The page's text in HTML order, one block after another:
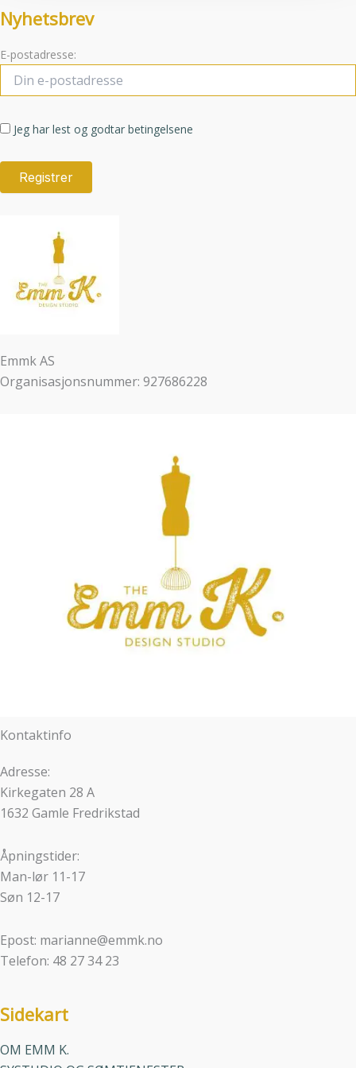
Nyhetsbrev
E-postadresse:
Jeg har lest og godtar betingelsene
Emmk AS
Organisasjonsnummer: 927686228
Kontaktinfo
Adresse:
Kirkegaten 28 A
1632 Gamle Fredrikstad
Åpningstider:
Man-lør 11-17
Søn 12-17
Epost: marianne@emmk.no
Telefon: 48 27 34 23
Sidekart
OM EMM K.